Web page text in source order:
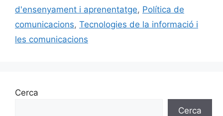
d'ensenyament i aprenentatge, Política de
comunicacions, Tecnologies de la informació i
les comunicacions
Cerca
Cerca